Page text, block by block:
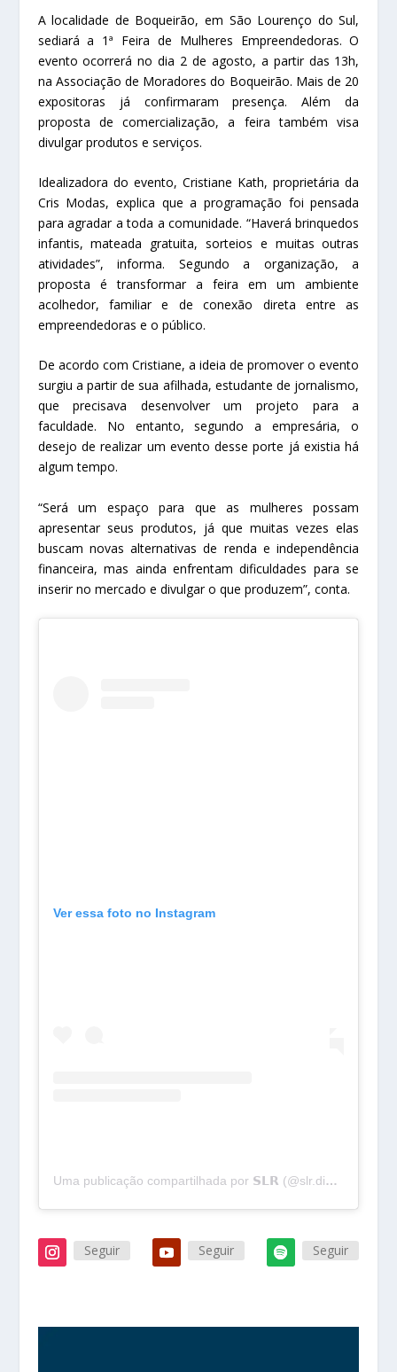
A localidade de Boqueirão, em São Lourenço do Sul,
sediará a 1ª Feira de Mulheres Empreendedoras. O
evento ocorrerá no dia 2 de agosto, a partir das 13h,
na Associação de Moradores do Boqueirão. Mais de 20
expositoras já confirmaram presença. Além da
proposta de comercialização, a feira também visa
divulgar produtos e serviços.
Idealizadora do evento, Cristiane Kath, proprietária da
Cris Modas, explica que a programação foi pensada
para agradar a toda a comunidade. “Haverá brinquedos
infantis, mateada gratuita, sorteios e muitas outras
atividades”, informa. Segundo a organização, a
proposta é transformar a feira em um ambiente
acolhedor, familiar e de conexão direta entre as
empreendedoras e o público.
De acordo com Cristiane, a ideia de promover o evento
surgiu a partir de sua afilhada, estudante de jornalismo,
que precisava desenvolver um projeto para a
faculdade. No entanto, segundo a empresária, o
desejo de realizar um evento desse porte já existia há
algum tempo.
“Será um espaço para que as mulheres possam
apresentar seus produtos, já que muitas vezes elas
buscam novas alternativas de renda e independência
financeira, mas ainda enfrentam dificuldades para se
inserir no mercado e divulgar o que produzem”, conta.
Ver essa foto no Instagram
Uma publicação compartilhada por 𝗦𝗟𝗥 (@slr.digital)
Seguir Seguir Seguir